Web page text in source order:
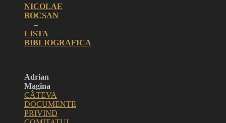
NICOLAE
BOCSAN
–
LISTA
BIBLIOGRAFICA
Adrian
Magina
CÂTEVA
DOCUMENTE
PRIVIND